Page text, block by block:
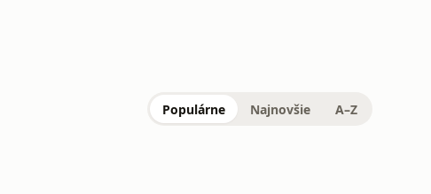
Populárne Najnovšie A–Z